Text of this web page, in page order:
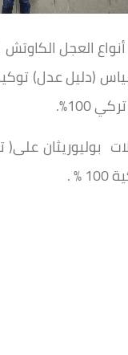
(دليل عدل)